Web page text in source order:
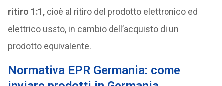
ritiro 1:1,cioè al ritiro del prodotto elettronico ed
elettrico usato, in cambio dell’acquisto di un
prodotto equivalente.
Normativa EPR Germania: come